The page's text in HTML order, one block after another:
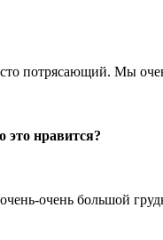
потрясающий. Мы
нравится?
очень большой